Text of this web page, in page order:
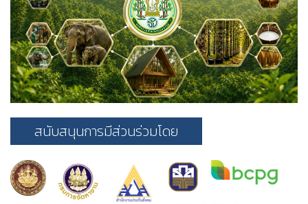
สนับสนุนการมีส่วนร่วมโดย